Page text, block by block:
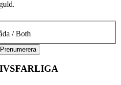
/ Both
Prenumerera